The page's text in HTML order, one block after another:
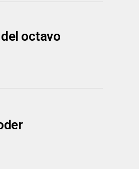
octavo